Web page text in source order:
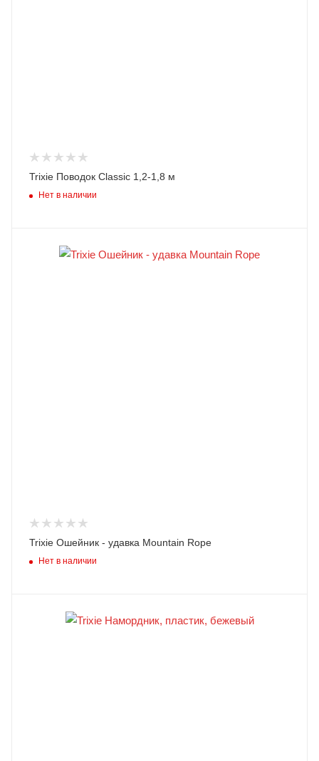
Trixie Поводок Classic 1,2-1,8 м
Нет в наличии
Trixie Ошейник - удавка Mountain Rope
Нет в наличии